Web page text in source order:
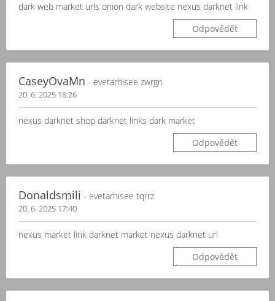
dark web market urls onion dark website nexus darknet link
Odpovědět
CaseyOvaMn - evetarhisee zwrgn
20. 6. 2025 18:26
nexus darknet shop darknet links dark market
Odpovědět
Donaldsmili - evetarhisee tqrrz
20. 6. 2025 17:40
nexus market link darknet market nexus darknet url
Odpovědět